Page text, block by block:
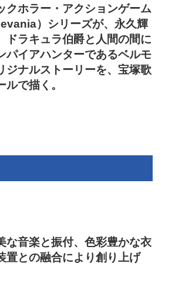
クホラー・アクションゲーム
）シリーズが、永久輝
ドラキュラ伯爵と人間の間に
パイアハンターであるベルモ
ジナルストーリーを、宝塚歌
で描く。
な音楽と振付、色彩豊かな衣
置との融合により創り上げ